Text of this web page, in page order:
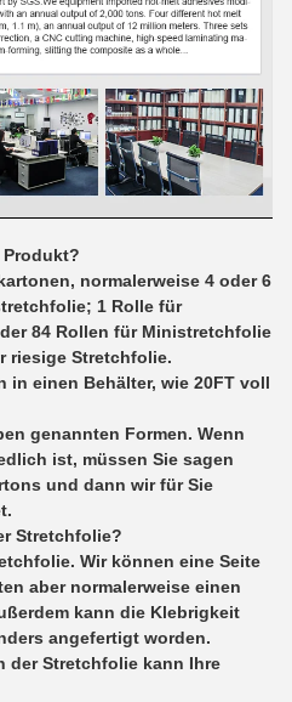
Produkt?
normalerweise 4 oder 6
1 Rolle für
84 Rollen für Ministretchfolie
riesige Stretchfolie.
in einen Behälter, wie 20FT voll
genannten Formen. Wenn
ist, müssen Sie sagen
und dann wir für Sie
Stretchfolie?
Wir können eine Seite
aber normalerweise einen
kann die Klebrigkeit
angefertigt worden.
der Stretchfolie kann Ihre